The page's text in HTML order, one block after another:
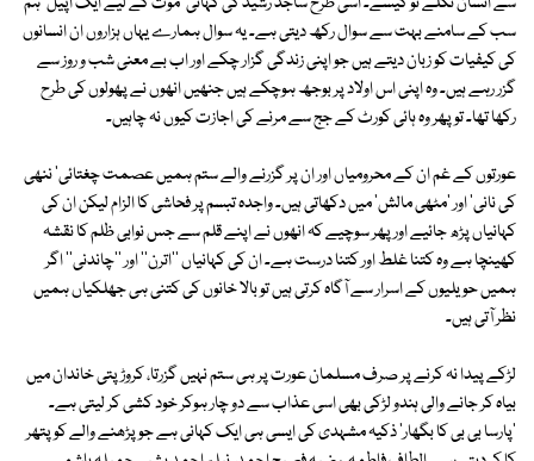
سب کے سامنے بہت سے سوال رکھ دیتی ہے۔ یہ سوال ہمارے یہاں ہزاروں ان انسانوں
کی کیفیات کو زبان دیتے ہیں جو اپنی زندگی گزار چکے اور اب بے معنی شب و روز سے
گزر رہے ہیں۔ وہ اپنی اس اولاد پر بوجھ ہوچکے ہیں جنھیں انھوں نے پھولوں کی طرح
رکھا تھا۔ تو پھر وہ ہائی کورٹ کے جج سے مرنے کی اجازت کیوں نہ چاہیں۔
عورتوں کے غم ان کے محرومیاں اور ان پر گزرنے والے ستم ہمیں عصمت چغتائی' ننھی
کی نانی' اور 'مٹھی مالش' میں دکھاتی ہیں۔ واجدہ تبسم پر فحاشی کا الزام لیکن ان کی
کہانیاں پڑھ جائیے اور پھر سوچیے کہ انھوں نے اپنے قلم سے جس نوابی ظلم کا نقشہ
کھینچا ہے وہ کتنا غلط اور کتنا درست ہے۔ ان کی کہانیاں ''اترن'' اور ''چاندنی'' اگر
ہمیں حویلیوں کے اسرار سے آگاہ کرتی ہیں تو بالا خانوں کی کتنی ہی جھلکیاں ہمیں
نظر آتی ہیں۔
لڑکے پیدا نہ کرنے پر صرف مسلمان عورت پر ہی ستم نہیں گزرتا، کروڑ پتی خاندان میں
بیاہ کر جانے والی ہندو لڑکی بھی اسی عذاب سے دو چار ہوکر خود کشی کر لیتی ہے۔
'پارسا بی بی کا بگھار' ذکیہ مشہدی کی ایسی ہی ایک کہانی ہے جو پڑھنے والے کو پتھر